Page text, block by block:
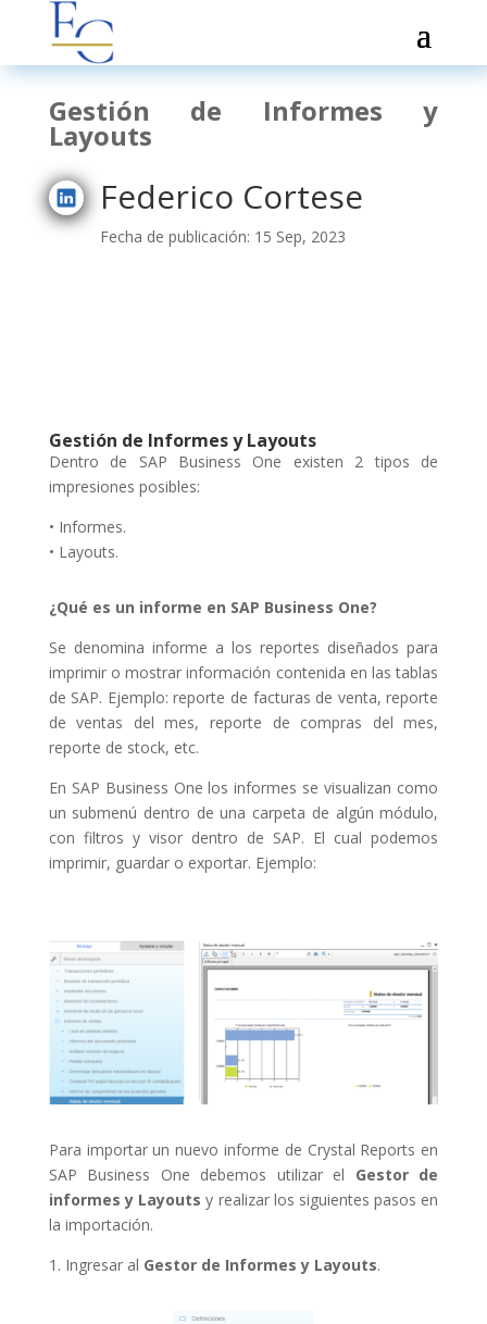
Gestión de Informes y
Layouts
Federico Cortese
Fecha de publicación: 15 Sep, 2023
Gestión de Informes y Layouts
Dentro de SAP Business One existen 2 tipos de
impresiones posibles:
• Informes.
• Layouts.
¿Qué es un informe en SAP Business One?
Se denomina informe a los reportes diseñados para
imprimir o mostrar información contenida en las tablas
de SAP. Ejemplo: reporte de facturas de venta, reporte
de ventas del mes, reporte de compras del mes,
reporte de stock, etc.
En SAP Business One los informes se visualizan como
un submenú dentro de una carpeta de algún módulo,
con filtros y visor dentro de SAP. El cual podemos
imprimir, guardar o exportar. Ejemplo:
Para importar un nuevo informe de Crystal Reports en
SAP Business One debemos utilizar el Gestor de
informes y Layouts y realizar los siguientes pasos en
la importación.
1. Ingresar al Gestor de Informes y Layouts.